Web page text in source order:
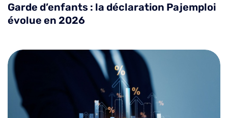
Garde d’enfants : la déclaration Pajemploi
évolue en 2026